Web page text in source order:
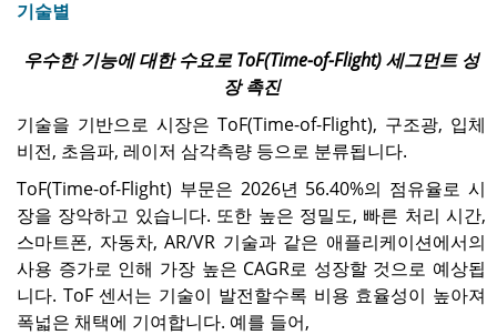
기술별
우수한 기능에 대한 수요로 ToF(Time-of-Flight) 세그먼트 성
장 촉진
기술을 기반으로 시장은 ToF(Time-of-Flight), 구조광, 입체
비전, 초음파, 레이저 삼각측량 등으로 분류됩니다.
ToF(Time-of-Flight) 부문은 2026년 56.40%의 점유율로 시
장을 장악하고 있습니다. 또한 높은 정밀도, 빠른 처리 시간,
스마트폰, 자동차, AR/VR 기술과 같은 애플리케이션에서의
사용 증가로 인해 가장 높은 CAGR로 성장할 것으로 예상됩
니다. ToF 센서는 기술이 발전할수록 비용 효율성이 높아져
폭넓은 채택에 기여합니다. 예를 들어,